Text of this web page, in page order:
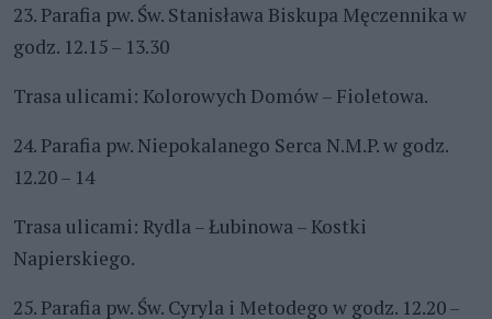
23. Parafia pw. Św. Stanisława Biskupa Męczennika w
godz. 12.15 – 13.30
Trasa ulicami: Kolorowych Domów – Fioletowa.
24. Parafia pw. Niepokalanego Serca N.M.P. w godz.
12.20 – 14
Trasa ulicami: Rydla – Łubinowa – Kostki
Napierskiego.
25. Parafia pw. Św. Cyryla i Metodego w godz. 12.20 –